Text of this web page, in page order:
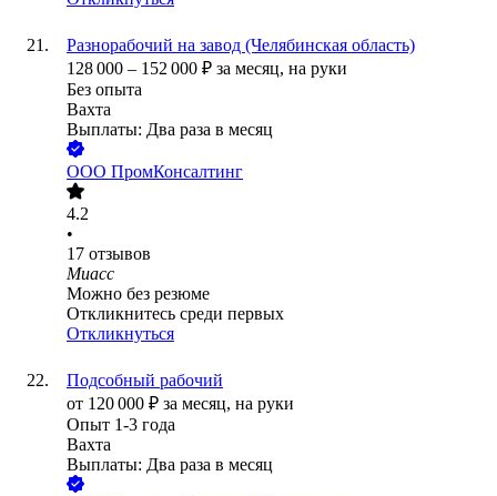
Разнорабочий на завод (Челябинская область)
128 000 – 152 000 ₽ за месяц, на руки
Без опыта
Вахта
Выплаты: Два раза в месяц
ООО ПромКонсалтинг
4.2
•
17 отзывов
Миасс
Можно без резюме
Откликнитесь среди первых
Откликнуться
Подсобный рабочий
от 120 000 ₽ за месяц, на руки
Опыт 1-3 года
Вахта
Выплаты: Два раза в месяц